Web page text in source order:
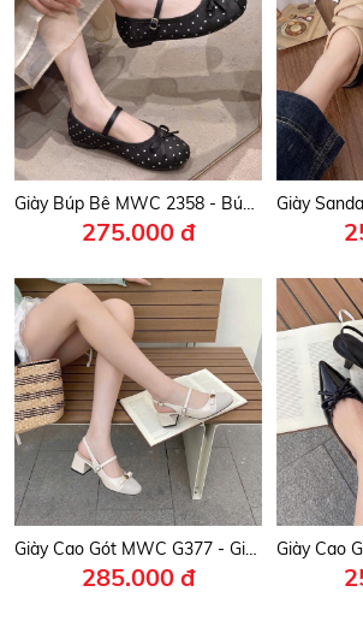
Giày Búp Bê MWC 2358 - Búp Bê Mary Jane Quai Ngang Đính Nơ Chấm Bi Hàn Quốc Xinh Xắn, Nữ Tính, Thời Trang.
275.000 đ
Giày Cao Gót MWC G377 - Giày Gót Vuông 6P, Mũi Oval Đính Nơ Hoa Trà Nữ Tính, Sang Trọng, Thời Thượng.
285.000 đ